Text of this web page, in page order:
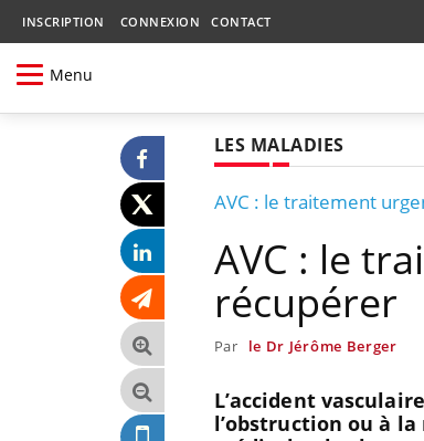
INSCRIPTION CONNEXION CONTACT
Menu
LES MALADIES
AVC : le traitement
AVC : le
récupérer
Par le Dr Jérôme Berger
L’accident
l’obstruction ou à la